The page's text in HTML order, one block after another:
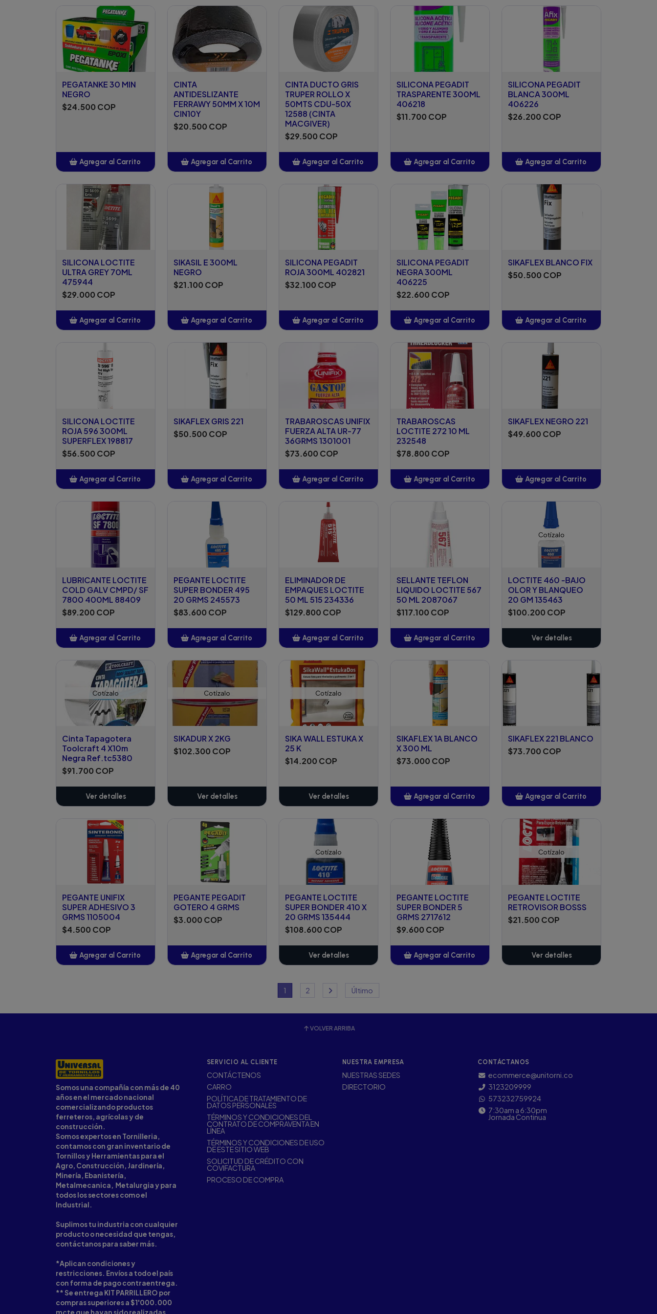
PEGATANKE 30 MIN
NEGRO
$24.500 COP
Agregar al Carrito
CINTA
ANTIDESLIZANTE
FERRAWY 50MM X 10M
CIN10Y
$20.500 COP
Agregar al Carrito
CINTA DUCTO GRIS
TRUPER ROLLO X
50MTS CDU-50X
12588 (CINTA
MACGIVER)
$29.500 COP
Agregar al Carrito
SILICONA PEGADIT
TRASPARENTE 300ML
406218
$11.700 COP
Agregar al Carrito
SILICONA PEGADIT
BLANCA 300ML
406226
$26.200 COP
Agregar al Carrito
SILICONA LOCTITE
ULTRA GREY 70ML
475944
$29.000 COP
Agregar al Carrito
SIKASIL E 300ML
NEGRO
$21.100 COP
Agregar al Carrito
SILICONA PEGADIT
ROJA 300ML 402821
$32.100 COP
Agregar al Carrito
SILICONA PEGADIT
NEGRA 300ML
406225
$22.600 COP
Agregar al Carrito
SIKAFLEX BLANCO FIX
$50.500 COP
Agregar al Carrito
SILICONA LOCTITE
ROJA 596 300ML
SUPERFLEX 198817
$56.500 COP
Agregar al Carrito
SIKAFLEX GRIS 221
$50.500 COP
Agregar al Carrito
TRABAROSCAS UNIFIX
FUERZA ALTA UR-77
36GRMS 1301001
$73.600 COP
Agregar al Carrito
TRABAROSCAS
LOCTITE 272 10 ML
232548
$78.800 COP
Agregar al Carrito
SIKAFLEX NEGRO 221
$49.600 COP
Agregar al Carrito
LUBRICANTE LOCTITE
COLD GALV CMPD/ SF
7800 400ML 88409
$89.200 COP
Agregar al Carrito
PEGANTE LOCTITE
SUPER BONDER 495
20 GRMS 245573
$83.600 COP
Agregar al Carrito
ELIMINADOR DE
EMPAQUES LOCTITE
50 ML 515 234336
$129.800 COP
Agregar al Carrito
SELLANTE TEFLON
LIQUIDO LOCTITE 567
50 ML 2087067
$117.100 COP
Agregar al Carrito
Cotízalo
LOCTITE 460 -BAJO
OLOR Y BLANQUEO
20 GM 135463
$100.200 COP
Ver detalles
Cotízalo
Cinta Tapagotera
Toolcraft 4 X10m
Negra Ref.tc5380
$91.700 COP
Ver detalles
Cotízalo
SIKADUR X 2KG
$102.300 COP
Ver detalles
Cotízalo
SIKA WALL ESTUKA X
25 K
$14.200 COP
Ver detalles
SIKAFLEX 1A BLANCO
X 300 ML
$73.000 COP
Agregar al Carrito
SIKAFLEX 221 BLANCO
$73.700 COP
Agregar al Carrito
PEGANTE UNIFIX
SUPER ADHESIVO 3
GRMS 1105004
$4.500 COP
Agregar al Carrito
PEGANTE PEGADIT
GOTERO 4 GRMS
$3.000 COP
Agregar al Carrito
Cotízalo
PEGANTE LOCTITE
SUPER BONDER 410 X
20 GRMS 135444
$108.600 COP
Ver detalles
PEGANTE LOCTITE
SUPER BONDER 5
GRMS 2717612
$9.600 COP
Agregar al Carrito
Cotízalo
PEGANTE LOCTITE
RETROVISOR BOSSS
$21.500 COP
Ver detalles
1 2 Último
VOLVER ARRIBA
Somos una compañía con más de 40
años en el mercado nacional
comercializando productos
ferreteros, agrícolas y de
construcción.
Somos expertos en Tornilleria,
contamos con gran inventario de
Tornillos y Herramientas para el
Agro, Construcción, Jardinería,
Minería, Ebanistería,
Metalmecanica, Metalurgia y para
todos los sectores como el
Industrial.
Suplimos tu industria con cualquier
producto o necesidad que tengas,
contáctanos para saber más.
*Aplican condiciones y
restricciones. Envíos a todo el país
con forma de pago contraentrega.
** Se entrega KIT PARRILLERO por
compras superiores a $1'000.000
mcte que hayan sido realizadas
SERVICIO AL CLIENTE
CONTÁCTENOS
CARRO
POLÍTICA DE TRATAMIENTO DE
DATOS PERSONALES
TÉRMINOS Y CONDICIONES DEL
CONTRATO DE COMPRAVENTA EN
LÍNEA
TÉRMINOS Y CONDICIONES DE USO
DE ESTE SITIO WEB
SOLICITUD DE CRÉDITO CON
COVIFACTURA
PROCESO DE COMPRA
NUESTRA EMPRESA
NUESTRAS SEDES
DIRECTORIO
CONTÁCTANOS
ecommerce@unitorni.co
3123209999
573232759924
7:30am a 6:30pm
Jornada Continua